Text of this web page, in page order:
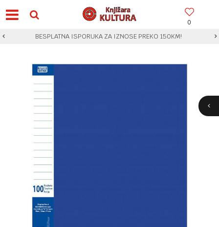
0
BESPLATNA ISPORUKA ZA IZNOSE PREKO 150KM!